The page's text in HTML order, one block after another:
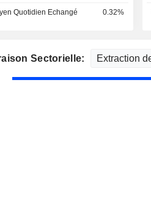
Quotidien Echangé 0.32%
Sectorielle: